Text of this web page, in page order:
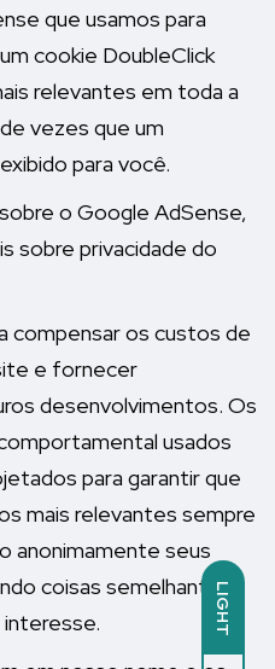
LIGHT
que usamos para
cookie DoubleClick
relevantes em toda a
vezes que um
para você.
o Google AdSense,
sobre privacidade do
compensar os custos de
e fornecer
desenvolvimentos. Os
usados
para garantir que
mais relevantes sempre
anonimamente seus
coisas semelhantes